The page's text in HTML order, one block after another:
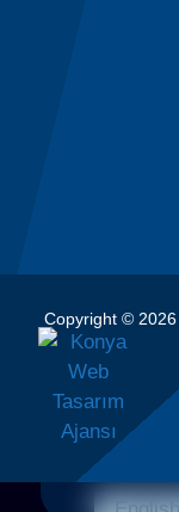
Copyright © 2026